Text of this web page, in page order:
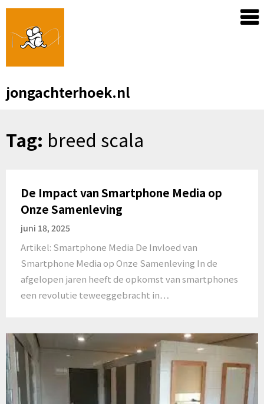
Skip
content
jongachterhoek.nl
Tag: breed scala
De Impact van Smartphone Media op
Onze Samenleving
juni 18, 2025
Artikel: Smartphone Media De Invloed van
Smartphone Media op Onze Samenleving In de
afgelopen jaren heeft de opkomst van smartphones
een revolutie teweeggebracht in…